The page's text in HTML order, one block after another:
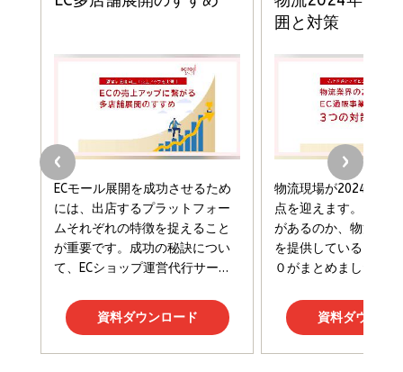
Brand Shift(ブランド・シフト): 「信頼」で選ばれ
る時代の成長戦略
￥2,420
マーケティングの真実 P&G・グリコで学んだ失敗
と成長の法則
￥2,200
Amazonランキングをもっと見る
anan(アンアン)2026/07/08号 No.2502[2026
年後半、あなたの恋と運命／山田涼介]
￥880
ママ投資家が育休中に１億貯めた株式投資
￥1,870
組織の成果を最大化する ルールのデザイン
￥1,980
Amazonランキングをもっと見る
影響力の武器［新版］：人を動かす七つの原理
￥3,190
フィードバック経営 「沈黙の組織」から「高め合う
組織」へ
Amazonランキングをもっと見る